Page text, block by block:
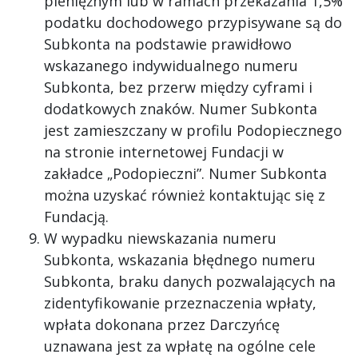
podatku dochodowego przypisywane są do
Subkonta na podstawie prawidłowo
wskazanego indywidualnego numeru
Subkonta, bez przerw między cyframi i
dodatkowych znaków. Numer Subkonta
jest zamieszczany w profilu Podopiecznego
na stronie internetowej Fundacji w
zakładce „Podopieczni”. Numer Subkonta
można uzyskać również kontaktując się z
Fundacją.
W wypadku niewskazania numeru
Subkonta, wskazania błędnego numeru
Subkonta, braku danych pozwalających na
zidentyfikowanie przeznaczenia wpłaty,
wpłata dokonana przez Darczyńcę
uznawana jest za wpłatę na ogólne cele